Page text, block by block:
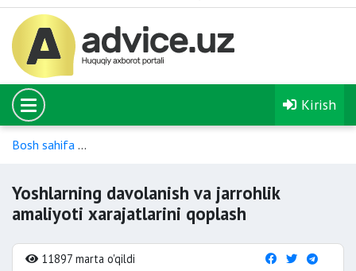
Kirish
Bosh sahifa
Yoshlarning davolanish va jarrohlik
amaliyoti xarajatlarini qoplash
11897 marta o'qildi